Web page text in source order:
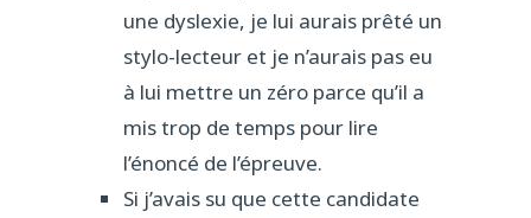
une dyslexie, je lui aurais prêté un
stylo-lecteur et je n’aurais pas eu
à lui mettre un zéro parce qu’il a
mis trop de temps pour lire
l’énoncé de l’épreuve.
Si j’avais su que cette candidate